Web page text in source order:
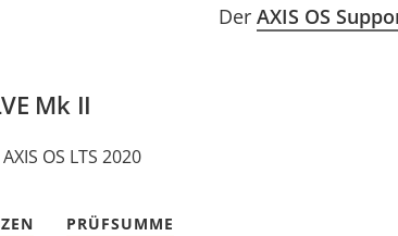
Der AXIS OS
Mk II
OS LTS 2020
PRÜFSUMME